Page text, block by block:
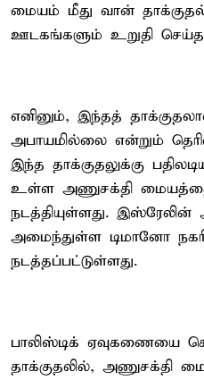
மையம் மீது வான்
ஊடகங்களும் உறுதி
எனினும், இந்தத்
அபாயமில்லை என்றும்
இந்த தாக்குதலுக்கு
உள்ள அணுசக்தி மையத்தை
நடத்தியுள்ளது.
அமைந்துள்ள டிமானோ
நடத்தப்பட்டுள்ளது.
பாலிஸ்டிக் ஏவுகணையை
தாக்குதலில், அணுசக்தி